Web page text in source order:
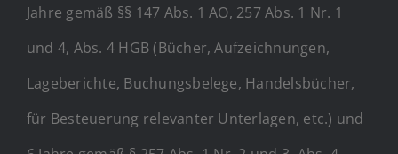
Jahre gemäß §§ 147 Abs. 1 AO, 257 Abs. 1 Nr. 1
und 4, Abs. 4 HGB (Bücher, Aufzeichnungen,
Lageberichte, Buchungsbelege, Handelsbücher,
für Besteuerung relevanter Unterlagen, etc.) und